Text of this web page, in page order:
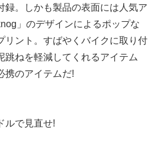
録。しかも製品の表面には人気ア
」のデザインによるポップな
リント。すばやくバイクに取り付
跳ねを軽減してくれるアイテム
携のアイテムだ!
ルで見直せ!